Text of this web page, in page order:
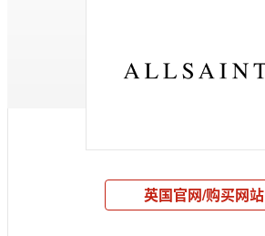
英国官网/购买网站